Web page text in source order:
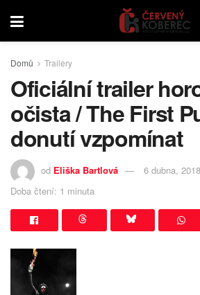
Domů Trailery
Oficiální trailer
očista / The First
donutí vzpomínat
od Eliška Bartlová
6 dubna, 2018
Doba čtení: 1 minuta